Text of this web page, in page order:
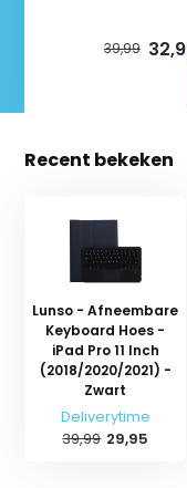
39,99
Recent bekeken
Lunso - Afneembare
Keyboard Hoes -
iPad Pro 11 Inch
(2018/2020/2021) -
Zwart
Deliverytime
39,99 29,95